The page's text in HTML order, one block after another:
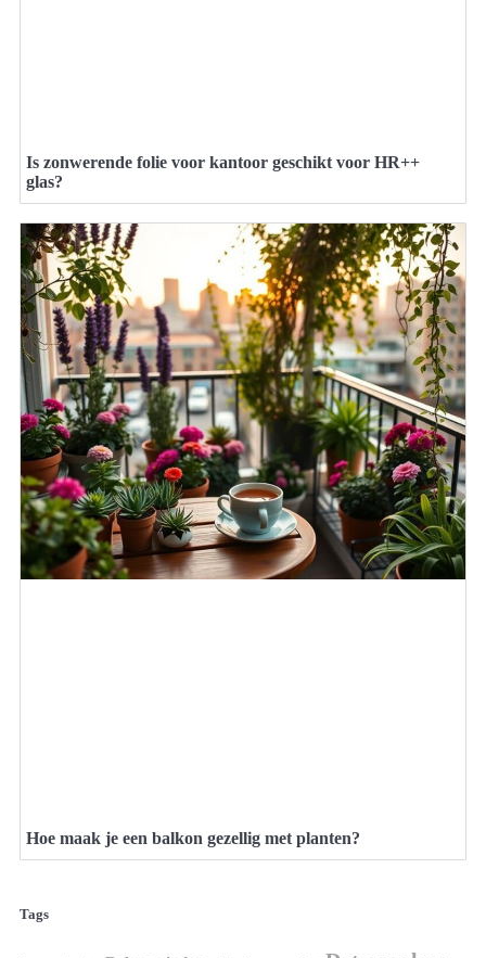
Is zonwerende folie voor kantoor geschikt voor HR++
glas?
Hoe maak je een balkon gezellig met planten?
Tags